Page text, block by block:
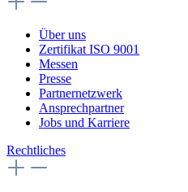
Über uns
Zertifikat ISO 9001
Messen
Presse
Partnernetzwerk
Ansprechpartner
Jobs und Karriere
Rechtliches